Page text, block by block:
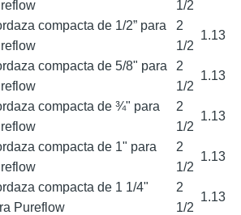
1/2
compacta de 1/2” para
2
1/2
1.13
compacta de 5/8" para
2
1/2
1.13
compacta de ¾" para
2
1/2
1.13
compacta de 1" para
2
1/2
1.13
compacta de 1 1/4"
Pureflow
2
1/2
1.13